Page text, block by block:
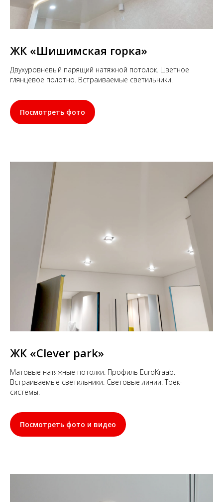
ЖК «Шишимская горка»
Двухуровневый парящий натяжной потолок. Цветное
глянцевое полотно. Встраиваемые светильники.
Посмотреть фото
ЖК «Clever park»
Матовые натяжные потолки. Профиль EuroKraab.
Встраиваемые светильники. Световые линии. Трек-
системы.
Посмотреть фото и видео